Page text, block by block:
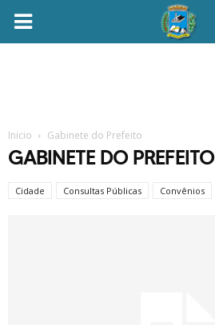
Inicio Gabinete do Prefeito
GABINETE DO PREFEITO
Cidade Consultas Públicas Convênios